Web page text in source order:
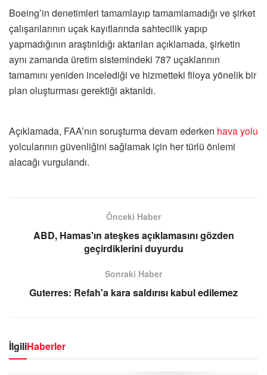
Boeing’in denetimleri tamamlayıp tamamlamadığı ve şirket
çalışanlarının uçak kayıtlarında sahtecilik yapıp
yapmadığının araştırıldığı aktarılan açıklamada, şirketin
aynı zamanda üretim sistemindeki 787 uçaklarının
tamamını yeniden incelediği ve hizmetteki filoya yönelik bir
plan oluşturması gerektiği aktarıldı.
Açıklamada, FAA’nın soruşturma devam ederken hava yolu
yolcularının güvenliğini sağlamak için her türlü önlemi
alacağı vurgulandı.
Önceki Haber
ABD, Hamas'ın ateşkes açıklamasını gözden
geçirdiklerini duyurdu
Sonraki Haber
Guterres: Refah'a kara saldırısı kabul edilemez
İlgiliHaberler